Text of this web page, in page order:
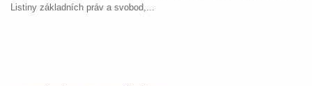
Listiny základních práv a svobod,...